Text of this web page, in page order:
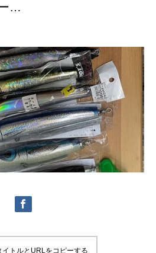
…
イトルとURLをコピーする